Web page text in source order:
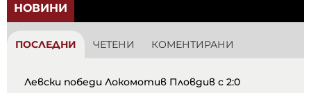
НОВИНИ
ПОСЛЕДНИ ЧЕТЕНИ КОМЕНТИРАНИ
Левски победи Локомотив Пловдив с 2:0